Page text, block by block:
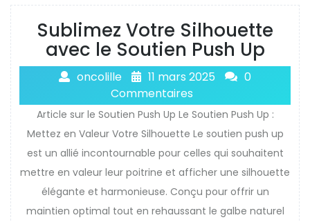
Sublimez Votre Silhouette
avec le Soutien Push Up
oncolille 11 mars 2025
0
Commentaires
Article sur le Soutien Push Up Le Soutien Push Up :
Mettez en Valeur Votre Silhouette Le soutien push up
est un allié incontournable pour celles qui souhaitent
mettre en valeur leur poitrine et afficher une silhouette
élégante et harmonieuse. Conçu pour offrir un
maintien optimal tout en rehaussant le galbe naturel